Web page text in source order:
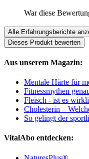
War diese
Alle Erfahrungsberichte
Dieses Produkt bewerten
Aus unserem Magazin:
Mentale Härte für
Fitnessmythen
Fleisch - ist es
Cholesterin –
So gelingt der
VitalAbo entdecken: